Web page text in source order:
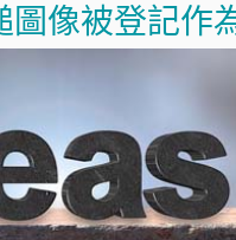
圖像被登記作